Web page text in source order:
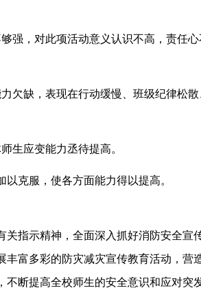
强，对此项活动意义认识不高，责任
欠缺，表现在行动缓慢、班级纪律松
生应变能力丞待提高。
克服，使各方面能力得以提高。
关指示精神，全面深入抓好消防安全宣
富多彩的防灾减灾宣传教育活动，营
断提高全校师生的安全意识和应对突